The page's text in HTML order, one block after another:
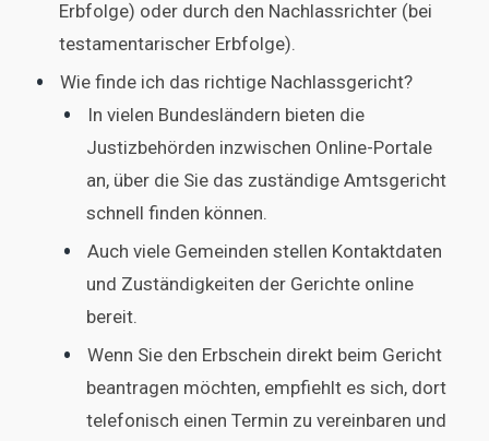
Erbfolge) oder durch den Nachlassrichter (bei
testamentarischer Erbfolge).
Wie finde ich das richtige Nachlassgericht?
In vielen Bundesländern bieten die
Justizbehörden inzwischen Online-Portale
an, über die Sie das zuständige Amtsgericht
schnell finden können.
Auch viele Gemeinden stellen Kontaktdaten
und Zuständigkeiten der Gerichte online
bereit.
Wenn Sie den Erbschein direkt beim Gericht
beantragen möchten, empfiehlt es sich, dort
telefonisch einen Termin zu vereinbaren und